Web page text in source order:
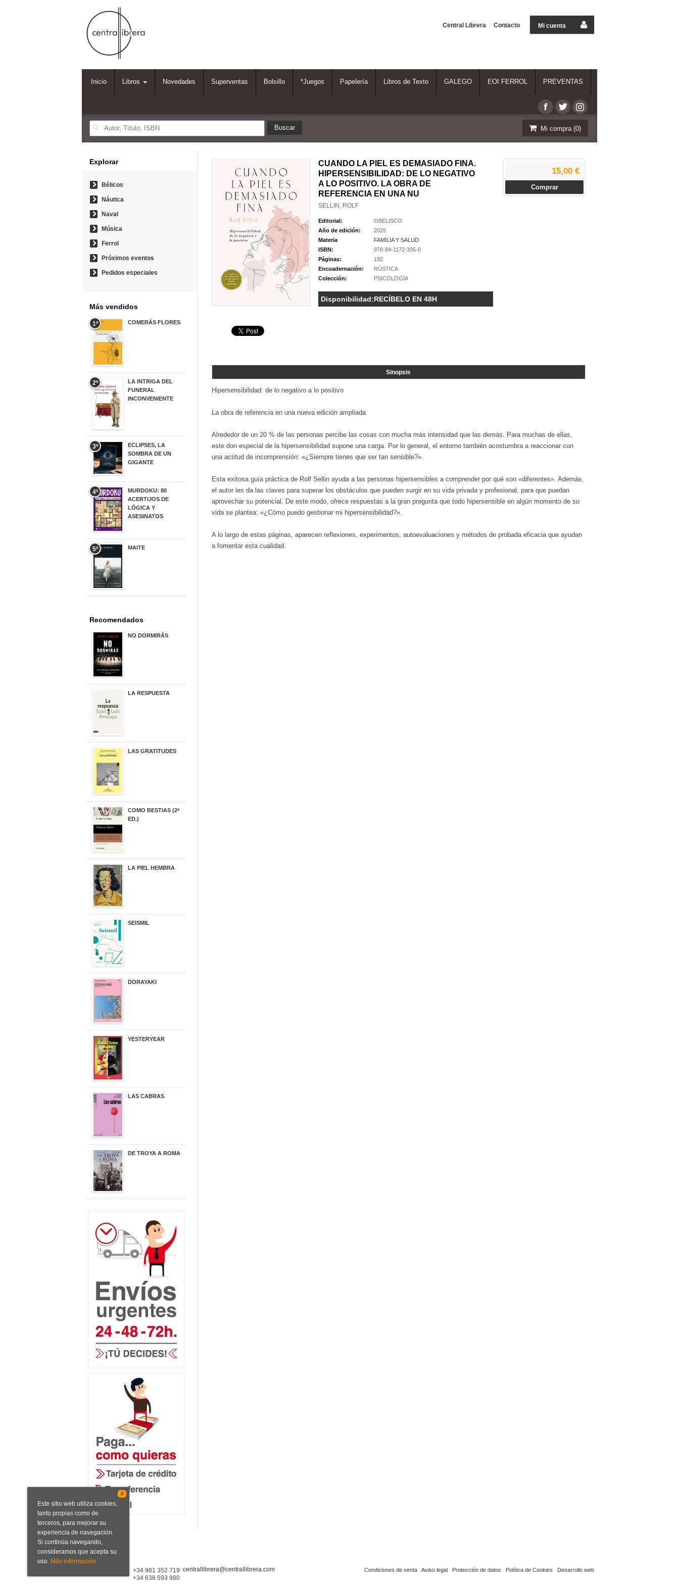
Mi cuenta
Central Librera Contacto
Inicio Libros Novedades Superventas Bolsillo *Juegos Papelería Libros de Texto GALEGO EOI FERROL PREVENTAS
Mi compra (0)
CUANDO LA PIEL ES DEMASIADO FINA.
HIPERSENSIBILIDAD: DE LO NEGATIVO
A LO POSITIVO. LA OBRA DE
REFERENCIA EN UNA NU
SELLIN, ROLF
Editorial:
OBELISCO
Año de edición:
2025
Materia
FAMILIA Y SALUD
ISBN:
978-84-1172-335-0
Páginas:
192
Encuadernación:
RÚSTICA
Colección:
PSICOLOGÍA
Disponibilidad:RECÍBELO EN 48H
15,00 €
Comprar
Sinopsis
Hipersensibilidad: de lo negativo a lo positivo
La obra de referencia en una nueva edición ampliada
Alrededor de un 20 % de las personas percibe las cosas con mucha más intensidad que las demás. Para muchas de ellas,
este don especial de la hipersensibilidad supone una carga. Por lo general, el entorno también acostumbra a reaccionar con
una actitud de incomprensión: «¿Siempre tienes que ser tan sensible?».
Esta exitosa guía práctica de Rolf Sellin ayuda a las personas hipersensibles a comprender por qué son «diferentes». Además,
el autor les da las claves para superar los obstáculos que pueden surgir en su vida privada y profesional, para que puedan
aprovechar su potencial. De este modo, ofrece respuestas a la gran pregunta que todo hipersensible en algún momento de su
vida se plantea: «¿Cómo puedo gestionar mi hipersensibilidad?».
A lo largo de estas páginas, aparecen reflexiones, experimentos, autoevaluaciones y métodos de probada eficacia que ayudan
a fomentar esta cualidad.
Explorar
Bélicos
Náutica
Naval
Música
Ferrol
Próximos eventos
Pedidos especiales
Más vendidos
1º COMERÁS FLORES
2º
LA INTRIGA DEL
FUNERAL
INCONVENIENTE
3º
ECLIPSES, LA
SOMBRA DE UN
GIGANTE
4º
MURDOKU: 80
ACERTIJOS DE
LÓGICA Y
ASESINATOS
5º MAITE
Recomendados
NO DORMIRÁS
LA RESPUESTA
LAS GRATITUDES
COMO BESTIAS (2ª
ED.)
LA PIEL HEMBRA
SEISMIL
DORAYAKI
YESTERYEAR
LAS CABRAS
DE TROYA A ROMA
Condiciones de venta Aviso legal Protección de datos Política de Cookies Desarrollo web
+34 981 352 719
+34 638 593 980
centrallibrera@centrallibrera.com
X
Este sitio web utiliza cookies,
tanto propias como de
terceros, para mejorar su
experiencia de navegación.
Si continúa navegando,
consideramos que acepta su
uso. Más información